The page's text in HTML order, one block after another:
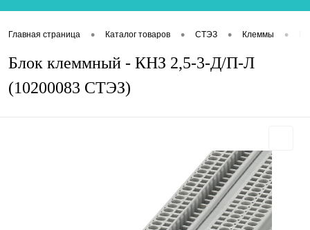
Главная страница • Каталог товаров • СТЭЗ • Клеммы •
Блок клеммный - КНЗ 2,5-3-Д/П-Л
(10200083 СТЭЗ)